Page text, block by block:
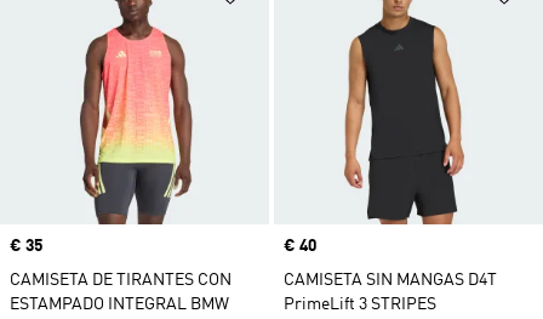
Precio
€ 35
CAMISETA DE TIRANTES CON
ESTAMPADO INTEGRAL BMW
Precio
€ 40
CAMISETA SIN MANGAS D4T
PrimeLift 3 STRIPES